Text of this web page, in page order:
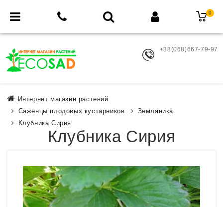
0
+38(068)667-79-97
Интернет магазин растений
Саженцы плодовых кустарников
Земляника
Клубника Сирия
Клубника Сирия